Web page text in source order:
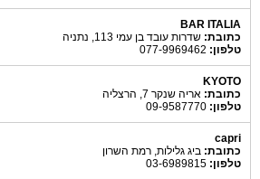
BAR ITALIA
כתובת: שדרות עובד בן עמי 113, נתניה
טלפון:
KYOTO
כתובת: אריה שנקר 7, הרצליה
טלפון:
capri
כתובת: ביג גלילות, רמת השרון
טלפון: